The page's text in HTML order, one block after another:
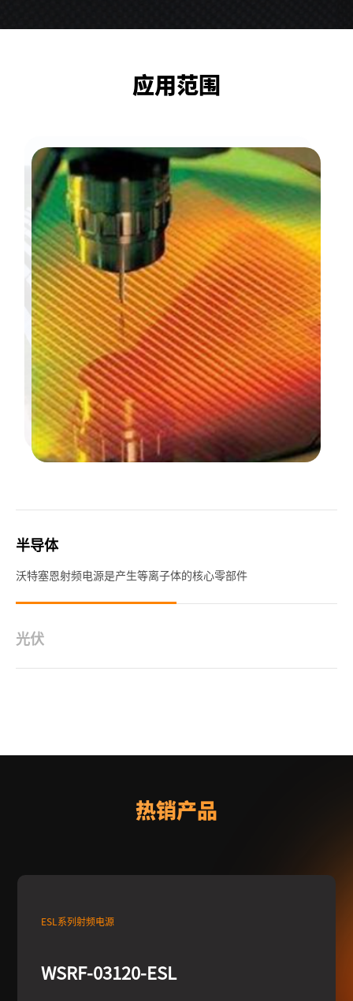
更多参数 请联系我司销售人员获取
应用范围
半导体
沃特塞恩射频电源是产生等离子体的核心零部件
光伏
热销产品
ESL系列射频电源
WSRF-03120-ESL